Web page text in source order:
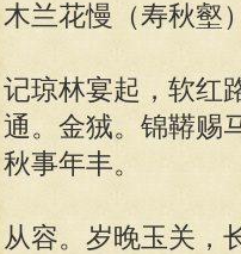
木兰花慢（寿秋壑）
记琼林宴起，软红
通。金狨。锦鞯赐
秋事年丰。
从容。岁晚玉关，